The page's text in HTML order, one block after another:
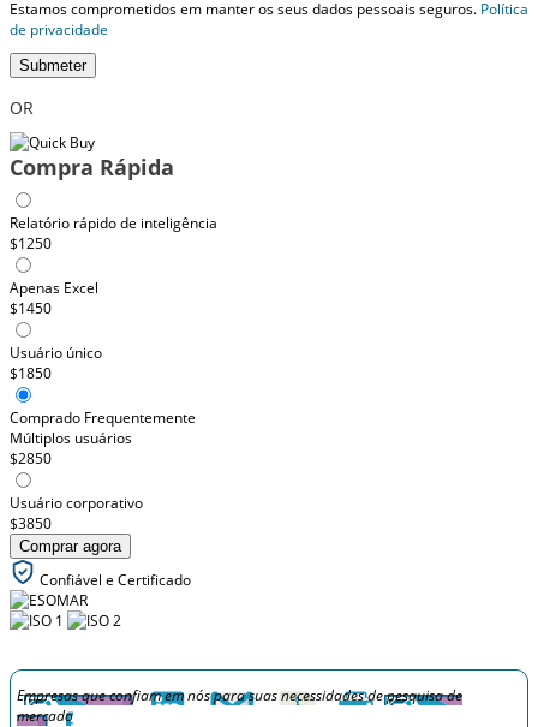
Estamos comprometidos em manter os seus dados pessoais seguros. Política
de privacidade
Submeter
OR
Compra Rápida
Relatório rápido de inteligência
$1250
Apenas Excel
$1450
Usuário único
$1850
Comprado Frequentemente
Múltiplos usuários
$2850
Usuário corporativo
$3850
Comprar agora
Confiável e Certificado
Empresas que confiam em nós para suas necessidades de pesquisa de
mercado